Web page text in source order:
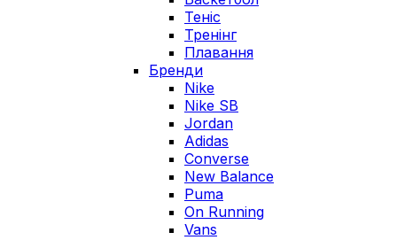
Теніс
Тренінг
Плавання
Бренди
Nike
Nike SB
Jordan
Adidas
Converse
New Balance
Puma
On Running
Vans